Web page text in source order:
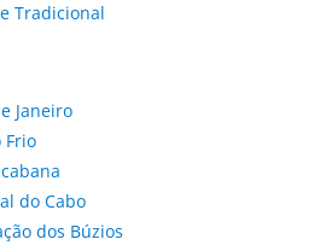
Tradicional
Janeiro
Frio
do Cabo
dos Búzios